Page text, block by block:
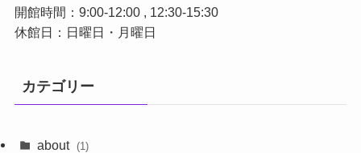
開館時間：9:00-12:00 , 12:30-15:30
休館日：日曜日・月曜日
カテゴリー
about (1)